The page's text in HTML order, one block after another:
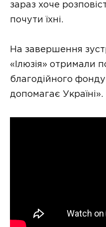
зараз хоче
почути їхні.
На завершення
«Ілюзія» отримали
благодійного
допомагає Україні».